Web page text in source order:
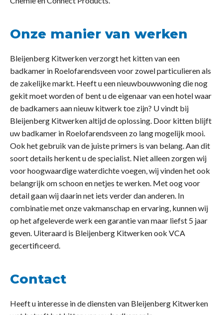
Onze manier van werken
Bleijenberg Kitwerken verzorgt het kitten van een
badkamer in Roelofarendsveen voor zowel particulieren als
de zakelijke markt. Heeft u een nieuwbouwwoning die nog
gekit moet worden of bent u de eigenaar van een hotel waar
de badkamers aan nieuw kitwerk toe zijn? U vindt bij
Bleijenberg Kitwerken altijd de oplossing. Door kitten blijft
uw badkamer in Roelofarendsveen zo lang mogelijk mooi.
Ook het gebruik van de juiste primers is van belang. Aan dit
soort details herkent u de specialist. Niet alleen zorgen wij
voor hoogwaardige waterdichte voegen, wij vinden het ook
belangrijk om schoon en netjes te werken. Met oog voor
detail gaan wij daarin net iets verder dan anderen. In
combinatie met onze vakmanschap en ervaring, kunnen wij
op het afgeleverde werk een garantie van maar liefst 5 jaar
geven. Uiteraard is Bleijenberg Kitwerken ook VCA
gecertificeerd.
Contact
Heeft u interesse in de diensten van Bleijenberg Kitwerken